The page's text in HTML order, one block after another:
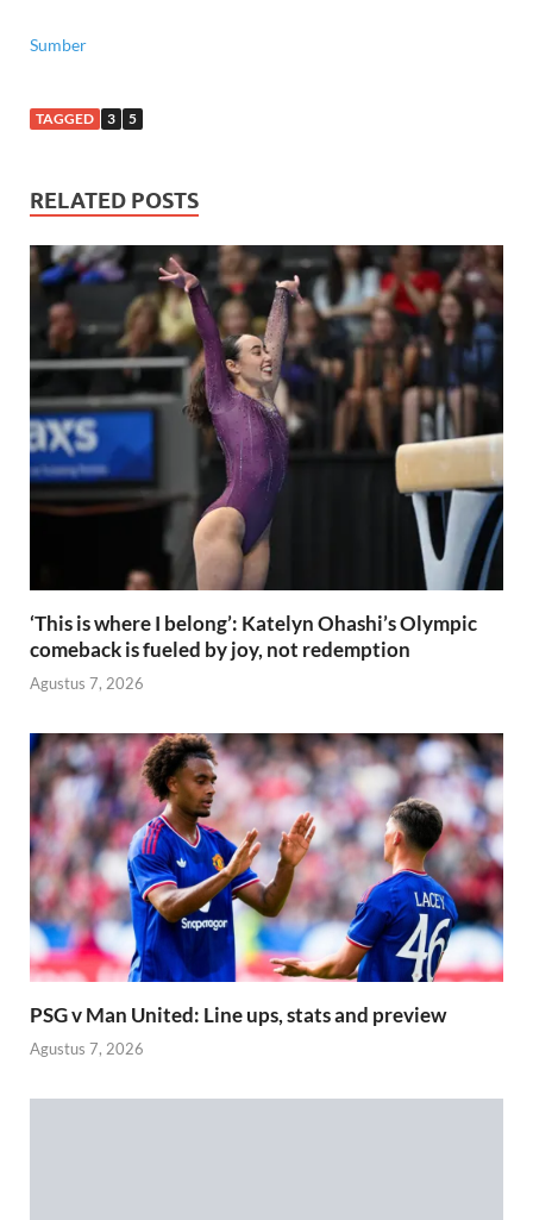
Sumber
TAGGED 3 5
RELATED POSTS
‘This is where I belong’: Katelyn Ohashi’s Olympic
comeback is fueled by joy, not redemption
Agustus 7, 2026
PSG v Man United: Line ups, stats and preview
Agustus 7, 2026